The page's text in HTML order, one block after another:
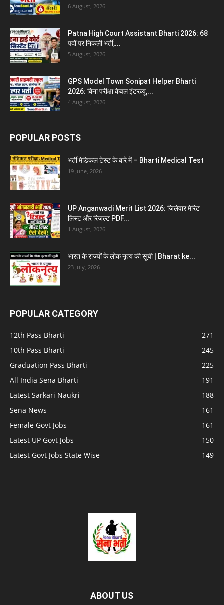
6 August, 2026
Patna High Court Assistant Bharti 2026: 68
पदों पर निकली भर्ती,...
5 August, 2026
GPS Model Town Sonipat Helper Bharti
2026: बिना परीक्षा केवल इंटरव्यू,...
4 August, 2026
POPULAR POSTS
भर्ती मेडिकल टेस्ट के बारे में – Bharti Medical Test
19 June, 2026
UP Anganwadi Merit List 2026: जिलेवार मेरिट
लिस्ट और रिजल्ट PDF...
1 August, 2026
भारत के राज्यों के लोक नृत्य की सूची | Bharat ke...
23 July, 2026
POPULAR CATEGORY
12th Pass Bharti
271
10th Pass Bharti
245
Graduation Pass Bharti
225
All India Sena Bharti
191
Latest Sarkari Naukri
188
Sena News
161
Female Govt Jobs
161
Latest UP Govt Jobs
150
Latest Govt Jobs State Wise
149
ABOUT US